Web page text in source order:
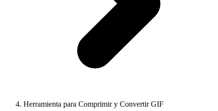
Herramienta para Comprimir y Convertir GIF